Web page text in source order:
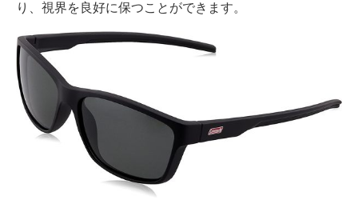
ITの今と未来を見通す
スマホと通信の最新トレンド
進化するPCとデバイスの未来
好きが集まる 比べて選べる
ビジネスと働き方のヒント
AI活用のいまが分かる
り、視界を良好に保つことができます。